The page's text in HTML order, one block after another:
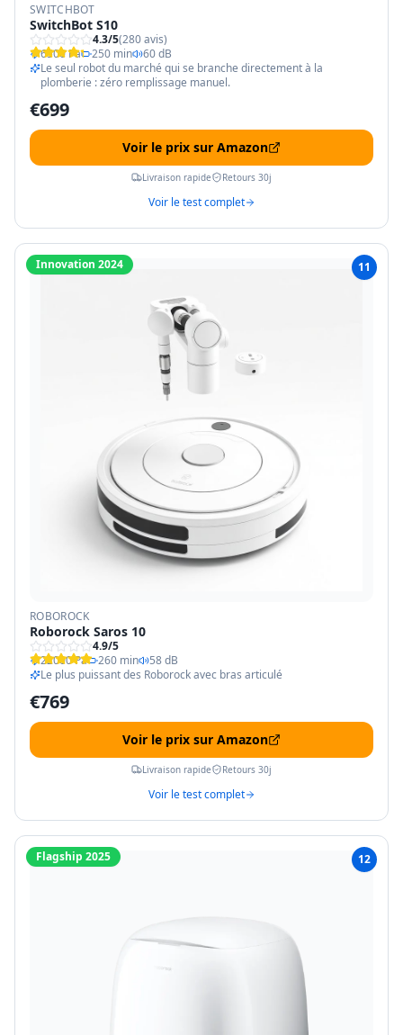
SWITCHBOT
SwitchBot S10
4.3/5(280avis)
6500 Pa
250 min
60 dB
Le seul robot du marché qui se branche directement à la
plomberie : zéro remplissage manuel.
€699
Voir le prix sur Amazon
Livraison rapide Retours 30j
Voir le test complet
Innovation 2024 11
ROBOROCK
Roborock Saros 10
4.9/5
22000 Pa
260 min
58 dB
Le plus puissant des Roborock avec bras articulé
€769
Voir le prix sur Amazon
Livraison rapide Retours 30j
Voir le test complet
Flagship 2025 12